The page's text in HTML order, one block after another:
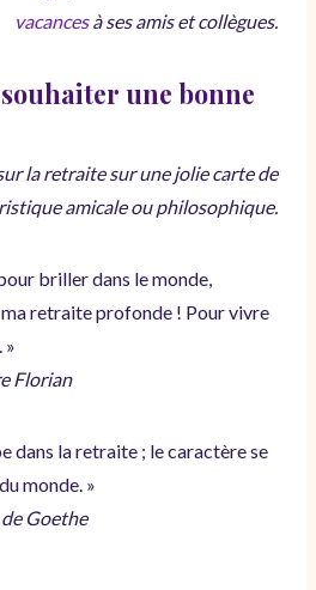
vacancesà ses amis et collègues.
une bonne
la retraite sur une jolie carte de
amicale ou philosophique.
briller dans le monde,
retraite profonde ! Pour vivre
»
Florian
dans la retraite ; le caractère se
monde. »
Goethe